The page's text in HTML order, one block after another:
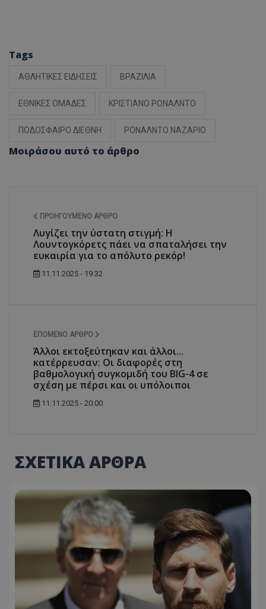
Tags
ΑΘΛΗΤΙΚΕΣ ΕΙΔΗΣΕΙΣ ΒΡΑΖΙΛΙΑ
ΕΘΝΙΚΕΣ ΟΜΑΔΕΣ ΚΡΙΣΤΙΑΝΟ ΡΟΝΑΛΝΤΟ
ΠΟΔΟΣΦΑΙΡΟ ΔΙΕΘΝΗ ΡΟΝΑΛΝΤΟ ΝΑΖΑΡΙΟ
Μοιράσου αυτό το άρθρο
ΠΡΟΗΓΟΎΜΕΝΟ ΆΡΘΡΟ
Λυγίζει την ύστατη στιγμή: Η
Λουντογκόρετς πάει να σπαταλήσει την
ευκαιρία για το απόλυτο ρεκόρ!
11.11.2025 - 19:32
ΕΠΌΜΕΝΟ ΆΡΘΡΟ
Άλλοι εκτοξεύτηκαν και άλλοι...
κατέρρευσαν: Οι διαφορές στη
βαθμολογική συγκομιδή του BIG-4 σε
σχέση με πέρσι και οι υπόλοιποι
11.11.2025 - 20:00
ΣΧΕΤΙΚΑ ΑΡΘΡΑ